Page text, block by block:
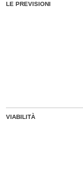
LE PREVISIONI
VIABILITÀ